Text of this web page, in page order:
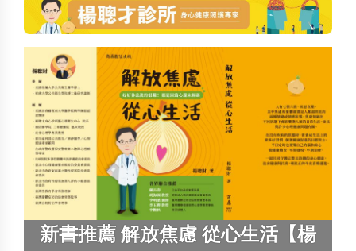
新書推薦 解放焦慮 從心生活【楊